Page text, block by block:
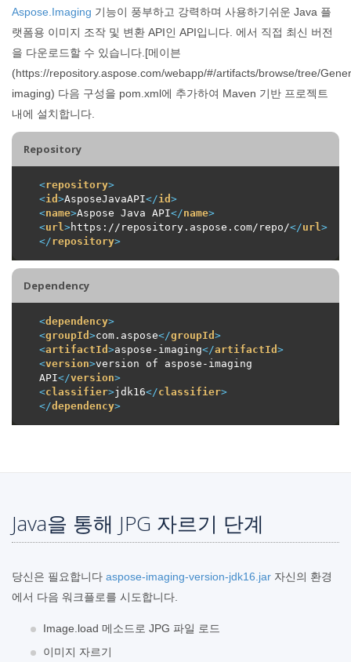
Aspose.Imaging 기능이 풍부하고 강력하며 사용하기쉬운 Java 플
랫폼용 이미지 조작 및 변환 API인 API입니다. 에서 직접 최신 버전
을 다운로드할 수 있습니다.[메이븐
(https://repository.aspose.com/webapp/#/artifacts/browse/tree/
imaging) 다음 구성을 pom.xml에 추가하여 Maven 기반 프로젝트
내에 설치합니다.
Repository
<repository>
<id >AsposeJavaAPI</id >
<name>Aspose Java API</name>
<url >https://repository.aspose.com/repo/</url >
</repository>
Dependency
<dependency>
<groupId >com.aspose</groupId >
<artifactId >aspose-imaging</artifactId >
<version>version of aspose-imaging
API</version>
<classifier>jdk16</classifier>
</dependency>
Java을 통해 JPG 자르기 단계
당신은 필요합니다 aspose-imaging-version-jdk16.jar 자신의 환경
에서 다음 워크플로를 시도합니다.
Image.load 메소드로 JPG 파일 로드
이미지 자르기